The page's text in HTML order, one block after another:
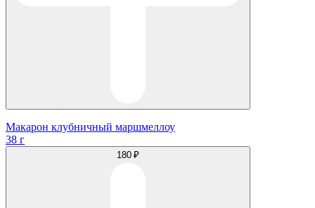
Макарон клубничный маршмеллоу
38 г
180 ₽